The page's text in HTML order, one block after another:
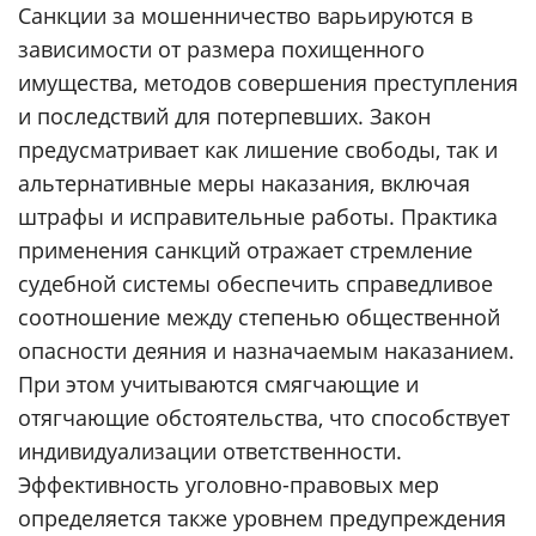
Санкции за мошенничество варьируются в
зависимости от размера похищенного
имущества, методов совершения преступления
и последствий для потерпевших. Закон
предусматривает как лишение свободы, так и
альтернативные меры наказания, включая
штрафы и исправительные работы. Практика
применения санкций отражает стремление
судебной системы обеспечить справедливое
соотношение между степенью общественной
опасности деяния и назначаемым наказанием.
При этом учитываются смягчающие и
отягчающие обстоятельства, что способствует
индивидуализации ответственности.
Эффективность уголовно-правовых мер
определяется также уровнем предупреждения